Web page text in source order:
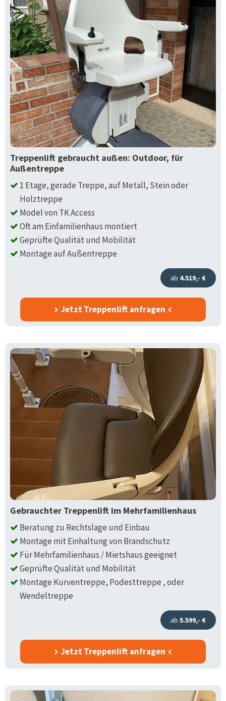
Treppenlift gebraucht außen: Outdoor, für
Außentreppe
1 Etage, gerade Treppe, auf Metall, Stein oder
Holztreppe
Model von TK Access
Oft am Einfamilienhaus montiert
Geprüfte Qualität und Mobilität
Montage auf Außentreppe
ab 4.519,- €
Jetzt Treppenlift anfragen
Gebrauchter Treppenlift im Mehrfamilienhaus
Beratung zu Rechtslage und Einbau
Montage mit Einhaltung von Brandschutz
Für Mehrfamilienhaus / Mietshaus geeignet
Geprüfte Qualität und Mobilität
Montage Kurventreppe, Podesttreppe , oder
Wendeltreppe
ab 5.599,- €
Jetzt Treppenlift anfragen